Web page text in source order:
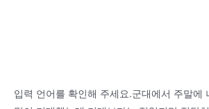
입력 언어를 확인해 주세요.군대에서 주말에